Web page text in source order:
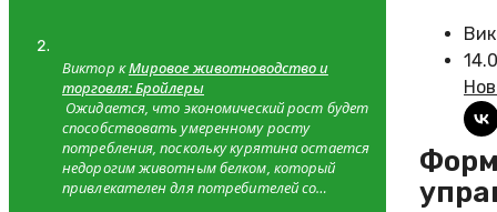
Формирование урожая кукурузы: ключевые фазы и
Виктор кМировое животноводство и
торговля: Бройлеры
Ожидается, что экономический рост будет
способствовать умеренному росту
потребления, поскольку курятина остается
недорогим животным белком, который
привлекателен для потребителей со…